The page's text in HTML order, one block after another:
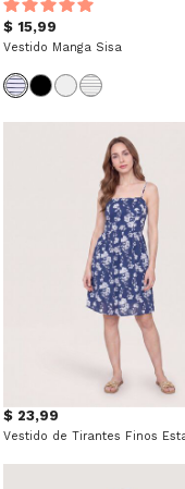
$ 15,99
Vestido Manga Sisa
$ 23,99